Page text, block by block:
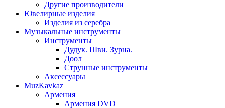
Другие производители
Ювелирные изделия
Изделия из серебра
Музыкальные инструменты
Инструменты
Дудук. Шви. Зурна.
Доол
Струнные инструменты
Аксессуары
MuzKavkaz
Армения
Армения DVD